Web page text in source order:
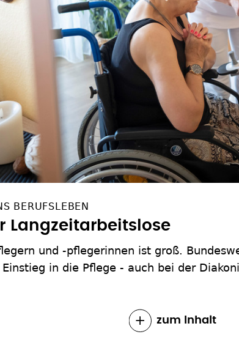
BERUFSLEBEN
Langzeitarbeitslose
und -pflegerinnen ist groß.
in die Pflege - auch bei der
zum Inhalt